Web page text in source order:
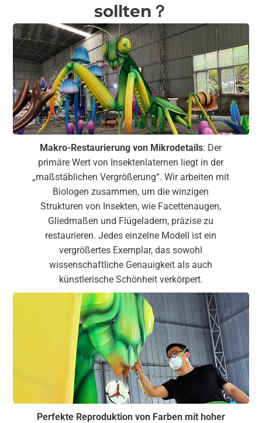
sollten？
Makro-Restaurierung von Mikrodetails: Der
primäre Wert von Insektenlaternen liegt in der
„maßstäblichen Vergrößerung“. Wir arbeiten mit
Biologen zusammen, um die winzigen
Strukturen von Insekten, wie Facettenaugen,
Gliedmaßen und Flügeladern, präzise zu
restaurieren. Jedes einzelne Modell ist ein
vergrößertes Exemplar, das sowohl
wissenschaftliche Genauigkeit als auch
künstlerische Schönheit verkörpert.
Perfekte Reproduktion von Farben mit hoher